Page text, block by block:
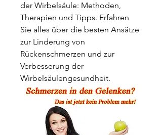
der Wirbelsäule: Methoden,
Therapien und Tipps. Erfahren
Sie alles über die besten Ansätze
zur Linderung von
Rückenschmerzen und zur
Verbesserung der
Wirbelsäulengesundheit.